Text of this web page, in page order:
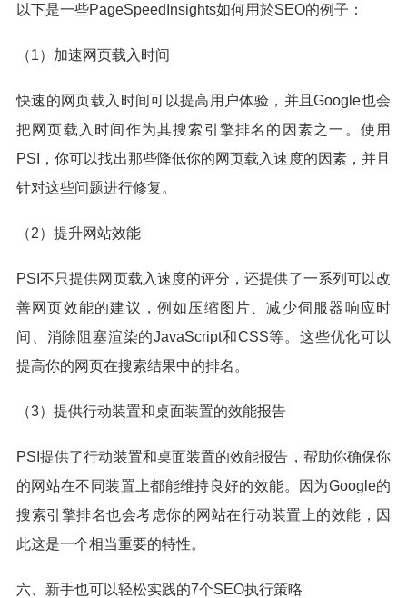
以下是一些PageSpeedInsights如何用於SEO的例子：
（1）加速网页载入时间
快速的网页载入时间可以提高用户体验，并且Google也会
把网页载入时间作为其搜索引擎排名的因素之一。使用
PSI，你可以找出那些降低你的网页载入速度的因素，并且
针对这些问题进行修复。
（2）提升网站效能
PSI不只提供网页载入速度的评分，还提供了一系列可以改
善网页效能的建议，例如压缩图片、减少伺服器响应时
间、消除阻塞渲染的JavaScript和CSS等。这些优化可以
提高你的网页在搜索结果中的排名。
（3）提供行动装置和桌面装置的效能报告
PSI提供了行动装置和桌面装置的效能报告，帮助你确保你
的网站在不同装置上都能维持良好的效能。因为Google的
搜索引擎排名也会考虑你的网站在行动装置上的效能，因
此这是一个相当重要的特性。
六、新手也可以轻松实践的7个SEO执行策略